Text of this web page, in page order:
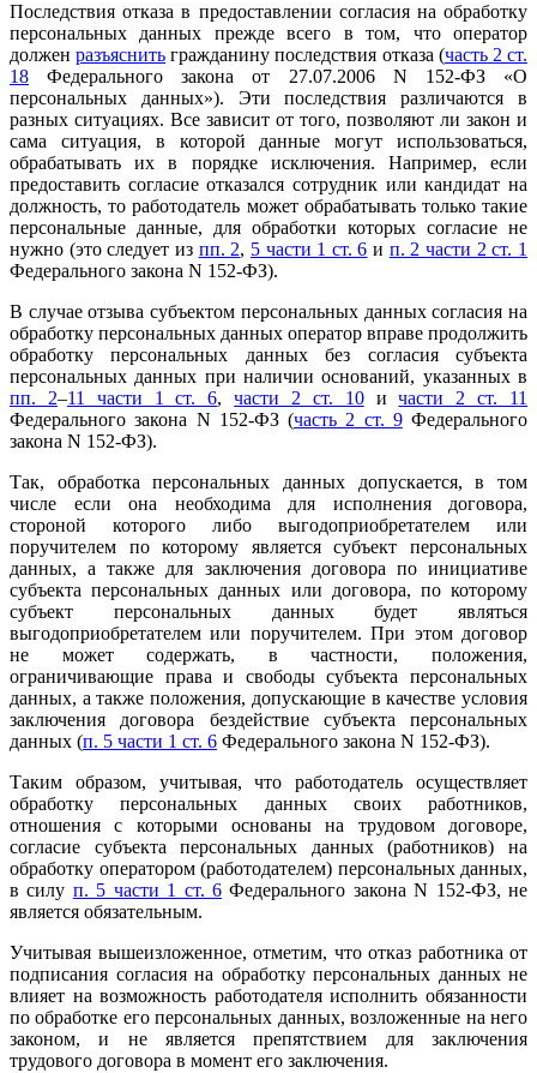
Последствия отказа в предоставлении согласия на обработку
персональных данных прежде всего в том, что оператор
долженразъяснить гражданину последствия отказа (часть 2 ст.
18 Федерального закона от 27.07.2006 N 152-ФЗ «О
персональных данных»). Эти последствия различаются в
разных ситуациях. Все зависит от того, позволяют ли закон и
сама ситуация, в которой данные могут использоваться,
обрабатывать их в порядке исключения. Например, если
предоставить согласие отказался сотрудник или кандидат на
должность, то работодатель может обрабатывать только такие
персональные данные, для обработки которых согласие не
нужно (это следует из пп. 2, 5 части 1 ст. 6 и п. 2 части 2 ст. 1
Федерального закона N 152-ФЗ).
В случае отзыва субъектом персональных данных согласия на
обработку персональных данных оператор вправе продолжить
обработку персональных данных без согласия субъекта
персональных данных при наличии оснований, указанных в
пп. 2–11 части 1 ст. 6,части 2 ст. 10ичасти 2 ст. 11
Федерального закона N 152-ФЗ (часть 2 ст. 9Федерального
закона N 152-ФЗ).
Так, обработка персональных данных допускается, в том
числе если она необходима для исполнения договора,
стороной которого либо выгодоприобретателем или
поручителем по которому является субъект персональных
данных, а также для заключения договора по инициативе
субъекта персональных данных или договора, по которому
субъект персональных данных будет являться
выгодоприобретателем или поручителем. При этом договор
не может содержать, в частности, положения,
ограничивающие права и свободы субъекта персональных
данных, а также положения, допускающие в качестве условия
заключения договора бездействие субъекта персональных
данных (п. 5 части 1 ст. 6 Федерального закона N 152-ФЗ).
Таким образом, учитывая, что работодатель осуществляет
обработку персональных данных своих работников,
отношения с которыми основаны на трудовом договоре,
согласие субъекта персональных данных (работников) на
обработку оператором (работодателем) персональных данных,
в силу п. 5 части 1 ст. 6Федерального закона N 152-ФЗ, не
является обязательным.
Учитывая вышеизложенное, отметим, что отказ работника от
подписания согласия на обработку персональных данных не
влияет на возможность работодателя исполнить обязанности
по обработке его персональных данных, возложенные на него
законом, и не является препятствием для заключения
трудового договора в момент его заключения.